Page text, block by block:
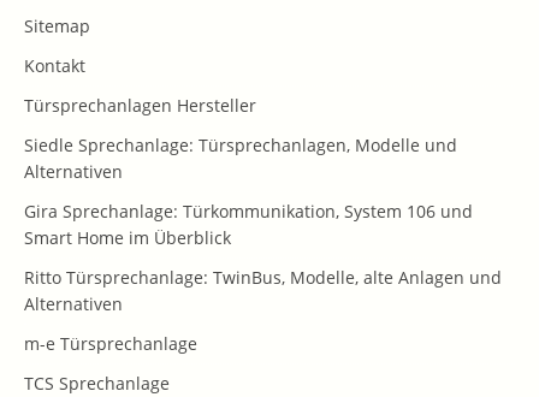
Sitemap
Kontakt
Türsprechanlagen Hersteller
Siedle Sprechanlage: Türsprechanlagen, Modelle und
Alternativen
Gira Sprechanlage: Türkommunikation, System 106 und
Smart Home im Überblick
Ritto Türsprechanlage: TwinBus, Modelle, alte Anlagen und
Alternativen
m-e Türsprechanlage
TCS Sprechanlage